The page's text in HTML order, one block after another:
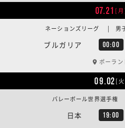
07.21 [
ブルガリア 00:00
ネーションズリーグ | 男
ポーラン
09.02[
日本 19:00
バレーボール世界選手